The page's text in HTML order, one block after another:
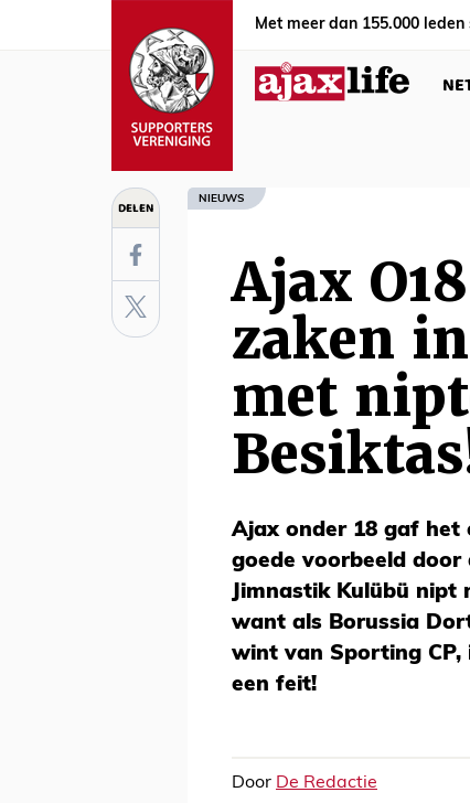
Met meer dan 155.000
DELEN NIEUWS
Ajax
zaken
met
Ajax onder 18 gaf het
goede voorbeeld
Jimnastik Kulübü nipt
want als Borussia
wint van Sporting CP,
een feit!
Door De Redactie